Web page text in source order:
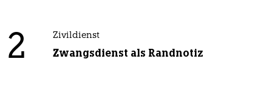
2 Zivildienst
Zwangsdienst als Randnotiz